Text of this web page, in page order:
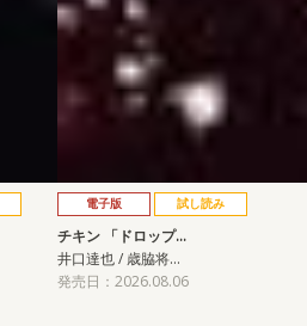
電子版 試し読み
チキン 「ドロップ…
井口達也 / 歳脇将…
発売日：2026.08.06